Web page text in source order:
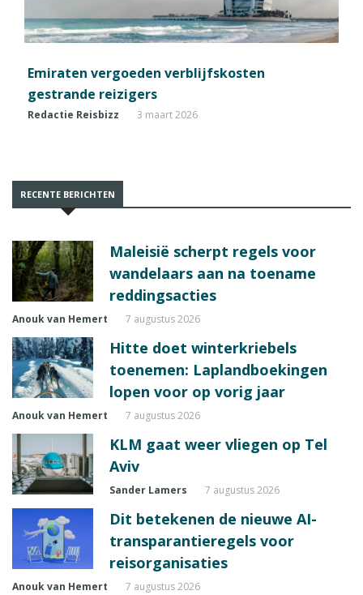
Emiraten vergoeden verblijfskosten
gestrande reizigers
Redactie Reisbizz 3 maart 2026
RECENTE BERICHTEN
Maleisië scherpt regels voor
wandelaars aan na toename
reddingsacties
Anouk van Hemert 7 augustus 2026
Hitte doet winterkriebels
toenemen: Laplandboekingen
lopen voor op vorig jaar
Anouk van Hemert 7 augustus 2026
KLM gaat weer vliegen op Tel
Aviv
Sander Lamers 7 augustus 2026
Dit betekenen de nieuwe AI-
transparantieregels voor
reisorganisaties
Anouk van Hemert 7 augustus 2026